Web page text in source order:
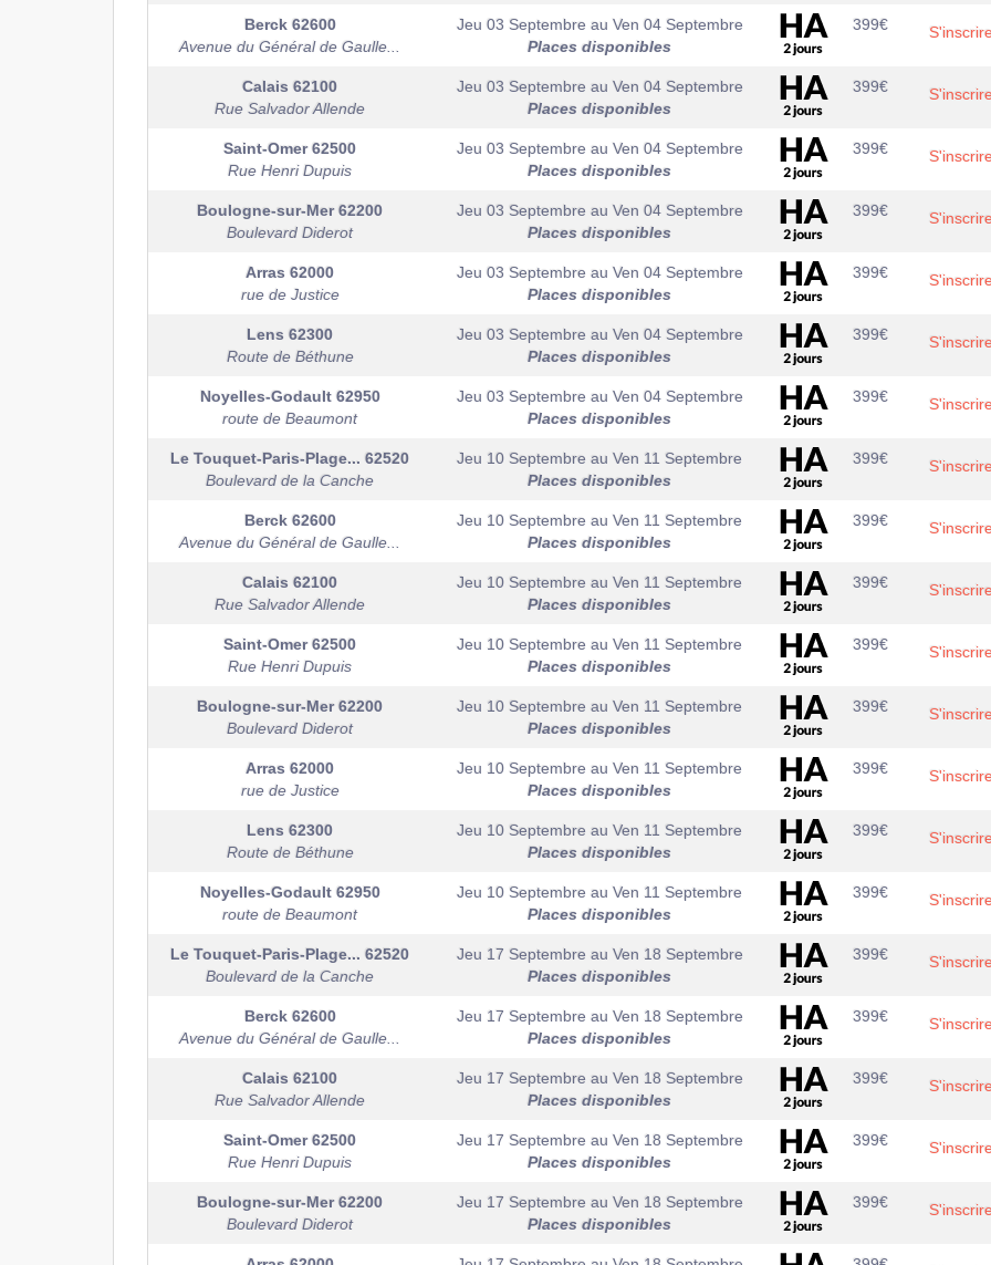
Berck 62600
Avenue du Général de Gaulle...
Jeu 03 Septembre au Ven 04 Septembre
Places disponibles
399€ S'inscrire
Calais 62100
Rue Salvador Allende
Jeu 03 Septembre au Ven 04 Septembre
Places disponibles
399€ S'inscrire
Saint-Omer62500
Rue Henri Dupuis
Jeu 03 Septembre au Ven 04 Septembre
Places disponibles
399€ S'inscrire
Boulogne-sur-Mer62200
Boulevard Diderot
Jeu 03 Septembre au Ven 04 Septembre
Places disponibles
399€ S'inscrire
Arras 62000
rue de Justice
Jeu 03 Septembre au Ven 04 Septembre
Places disponibles
399€ S'inscrire
Lens 62300
Route de Béthune
Jeu 03 Septembre au Ven 04 Septembre
Places disponibles
399€ S'inscrire
Noyelles-Godault 62950
route de Beaumont
Jeu 03 Septembre au Ven 04 Septembre
Places disponibles
399€ S'inscrire
Le Touquet-Paris-Plage... 62520
Boulevard de la Canche
Jeu 10 Septembre au Ven 11 Septembre
Places disponibles
399€ S'inscrire
Berck 62600
Avenue du Général de Gaulle...
Jeu 10 Septembre au Ven 11 Septembre
Places disponibles
399€ S'inscrire
Calais 62100
Rue Salvador Allende
Jeu 10 Septembre au Ven 11 Septembre
Places disponibles
399€ S'inscrire
Saint-Omer62500
Rue Henri Dupuis
Jeu 10 Septembre au Ven 11 Septembre
Places disponibles
399€ S'inscrire
Boulogne-sur-Mer62200
Boulevard Diderot
Jeu 10 Septembre au Ven 11 Septembre
Places disponibles
399€ S'inscrire
Arras 62000
rue de Justice
Jeu 10 Septembre au Ven 11 Septembre
Places disponibles
399€ S'inscrire
Lens 62300
Route de Béthune
Jeu 10 Septembre au Ven 11 Septembre
Places disponibles
399€ S'inscrire
Noyelles-Godault 62950
route de Beaumont
Jeu 10 Septembre au Ven 11 Septembre
Places disponibles
399€ S'inscrire
Le Touquet-Paris-Plage... 62520
Boulevard de la Canche
Jeu 17 Septembre au Ven 18 Septembre
Places disponibles
399€ S'inscrire
Berck 62600
Avenue du Général de Gaulle...
Jeu 17 Septembre au Ven 18 Septembre
Places disponibles
399€ S'inscrire
Calais 62100
Rue Salvador Allende
Jeu 17 Septembre au Ven 18 Septembre
Places disponibles
399€ S'inscrire
Saint-Omer62500
Rue Henri Dupuis
Jeu 17 Septembre au Ven 18 Septembre
Places disponibles
399€ S'inscrire
Boulogne-sur-Mer62200
Boulevard Diderot
Jeu 17 Septembre au Ven 18 Septembre
Places disponibles
399€ S'inscrire